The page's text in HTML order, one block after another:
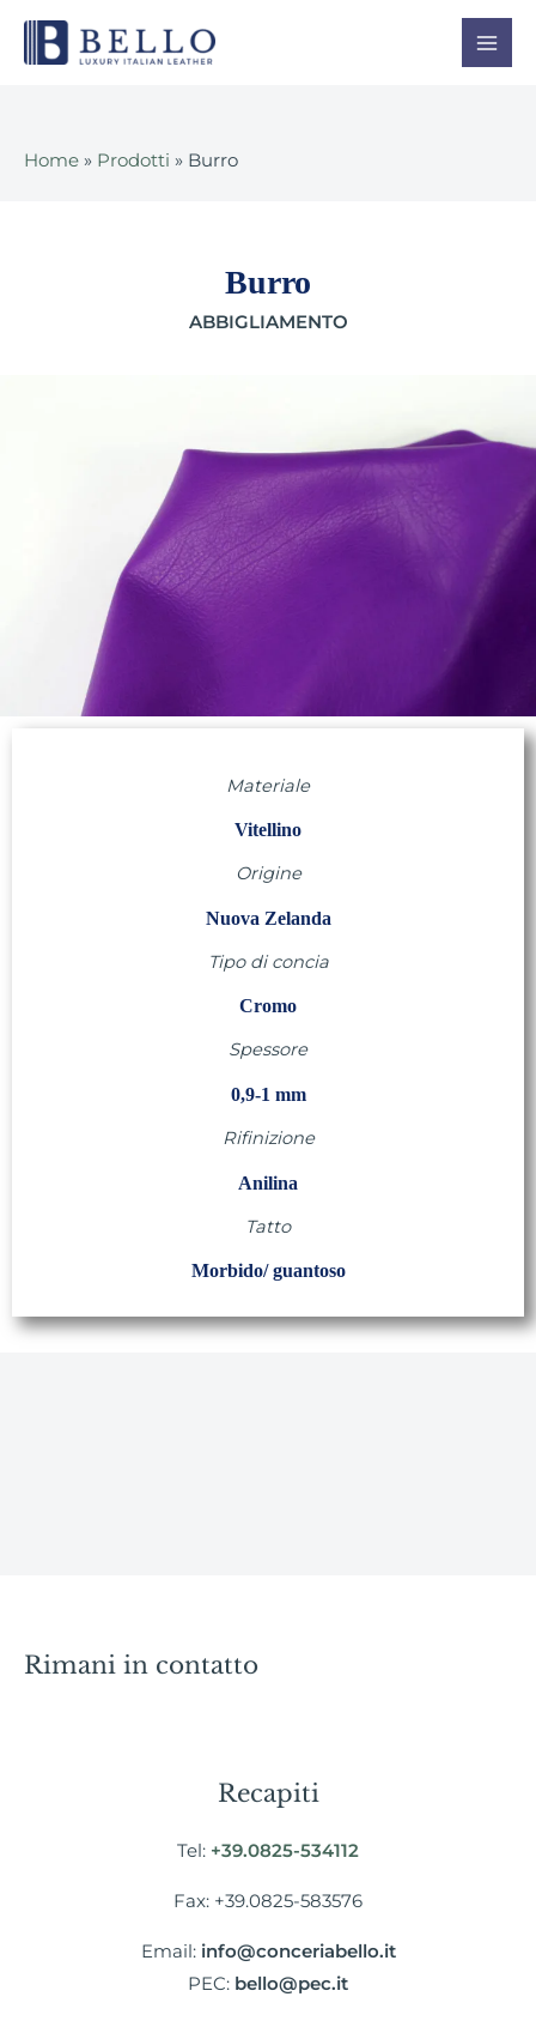
Home » Prodotti » Burro
Burro
ABBIGLIAMENTO
Materiale
Vitellino
Origine
Nuova Zelanda
Tipo di concia
Cromo
Spessore
0,9-1 mm
Rifinizione
Anilina
Tatto
Morbido/ guantoso
Rimani in contatto
Recapiti
Tel: +39.0825-534112
Fax: +39.0825-583576
Email: info@conceriabello.it
PEC: bello@pec.it